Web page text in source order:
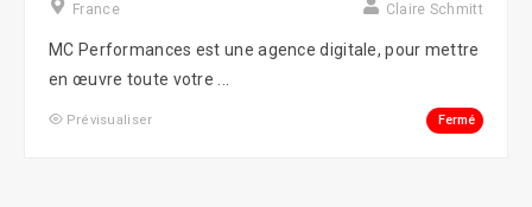
France Claire Schmitt
MC Performances est une agence digitale, pour mettre
en œuvre toute votre ...
Prévisualiser Fermé